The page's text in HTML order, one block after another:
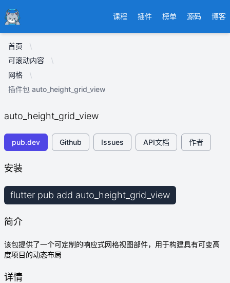
Ducafecat 课程 插件 榜单 源码 博客
首页
可滚动内容
网格
插件包 auto_height_grid_view
auto_height_grid_view
pub.dev Github Issues API文档 作者
安装
flutter pub add auto_height_grid_view
简介
该包提供了一个可定制的响应式网格视图部件，用于构建具有可变高
度项目的动态布局
详情